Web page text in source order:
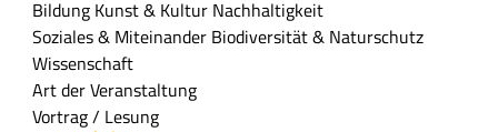
n
f
a
s
Bildung Kunst & Kultur Nachhaltigkeit
Soziales & Miteinander Biodiversität & Naturschutz
Wissenschaft
Art der Veranstaltung
Vortrag / Lesung